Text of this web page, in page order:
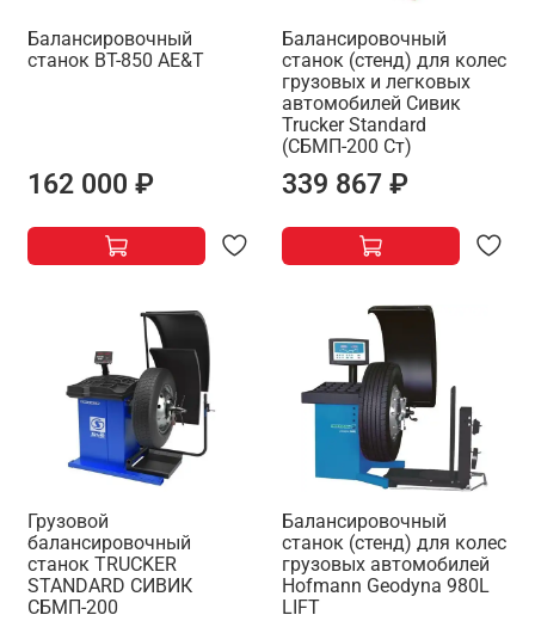
Балансировочный
станок BT-850 AE&T
162 000 ₽
Балансировочный
станок (стенд) для колес
грузовых и легковых
автомобилей Сивик
Trucker Standard
(СБМП-200 Ст)
339 867 ₽
Грузовой
балансировочный
станок TRUCKER
STANDARD СИВИК
СБМП-200
Балансировочный
станок (стенд) для колес
грузовых автомобилей
Hofmann Geodyna 980L
LIFT